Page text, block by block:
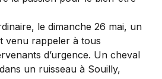
le dimanche 26 mai, un
venu rappeler à tous
d’urgence. Un cheval
un ruisseau à Souilly,